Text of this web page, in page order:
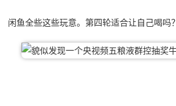
闲鱼全些这些玩意。第四轮适合让自己喝吗？